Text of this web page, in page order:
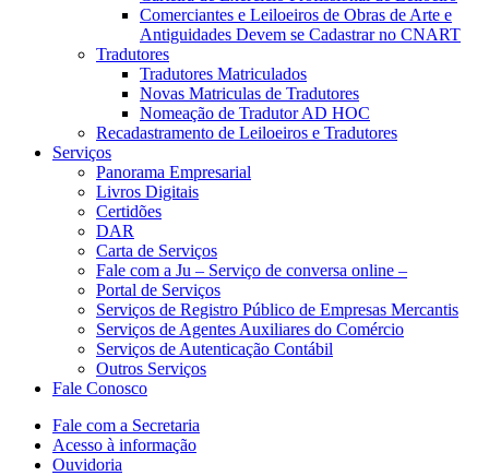
Comerciantes e Leiloeiros de Obras de Arte e
Antiguidades Devem se Cadastrar no CNART
Tradutores
Tradutores Matriculados
Novas Matriculas de Tradutores
Nomeação de Tradutor AD HOC
Recadastramento de Leiloeiros e Tradutores
Serviços
Panorama Empresarial
Livros Digitais
Certidões
DAR
Carta de Serviços
Fale com a Ju – Serviço de conversa online –
Portal de Serviços
Serviços de Registro Público de Empresas Mercantis
Serviços de Agentes Auxiliares do Comércio
Serviços de Autenticação Contábil
Outros Serviços
Fale Conosco
Fale com a Secretaria
Acesso à informação
Ouvidoria